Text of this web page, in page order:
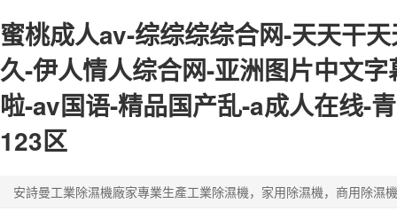
蜜桃成人av-综综综综合网-天天干
久-伊人情人综合网-亚洲图片中文
啦-av国语-精品国产乱-a成人在线-
123区
安詩曼工業除濕機廠家專業生產工業除濕機，家用除濕機，商用除濕